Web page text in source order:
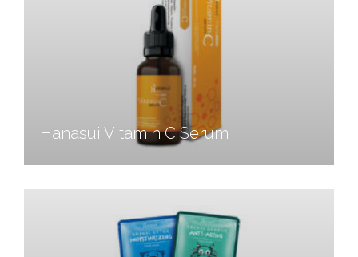
Hanasui Vitamin C Serum